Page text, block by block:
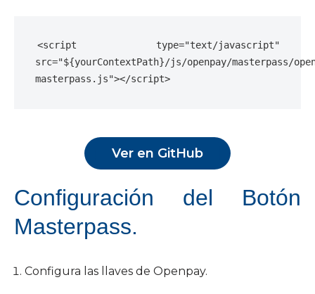
<script type="text/javascript"
src="${yourContextPath}/js/openpay/masterpass/
masterpass.js"></script>
Ver en GitHub
Configuración del Botón
Masterpass.
Configura las llaves de Openpay.